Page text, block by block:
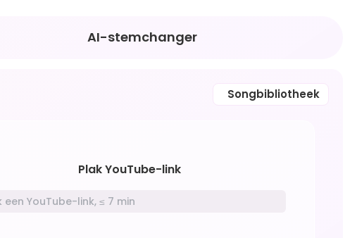
AI-stemchanger
Songbibliotheek
Plak YouTube-link